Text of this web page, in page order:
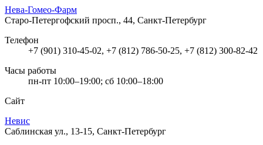
Нева-Гомео-Фарм
Старо-Петергофский просп., 44, Санкт-Петербург
Телефон
+7 (901) 310-45-02, +7 (812) 786-50-25, +7 (812) 300-82-42
Часы работы
пн-пт 10:00–19:00; сб 10:00–18:00
Сайт
Невис
Саблинская ул., 13-15, Санкт-Петербург